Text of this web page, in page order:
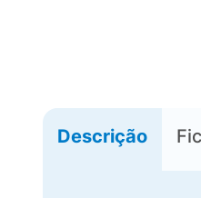
Descrição